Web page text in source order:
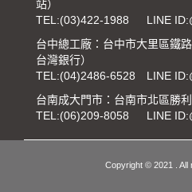
站）
TEL:(03)422-1988
LINE
台中總工廠：台中市大里區鐵
台灣銀行）
TEL:(04)2486-6528
LINE
台南成大門市：台南市北區勝
TEL:(06)209-8058 LINE
Copyright © 2021 . All